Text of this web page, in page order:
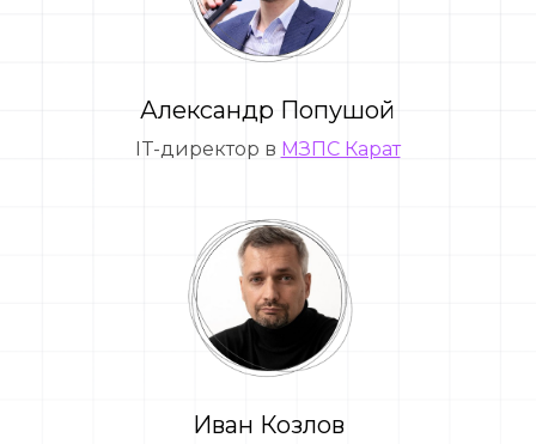
Иван Козлов
IT-директор в МЗПС Карат
Александр Попушой